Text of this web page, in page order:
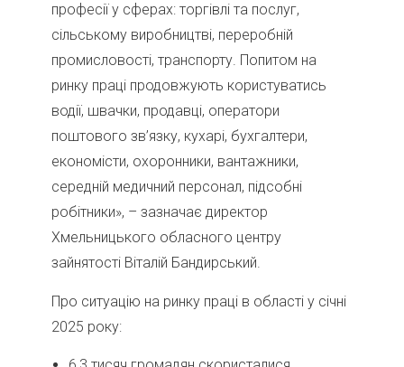
професії у сферах: торгівлі та послуг,
сільському виробництві, переробній
промисловості, транспорту. Попитом на
ринку праці продовжують користуватись
водії, швачки, продавці, оператори
поштового зв’язку, кухарі, бухгалтери,
економісти, охоронники, вантажники,
середній медичний персонал, підсобні
робітники», – зазначає директор
Хмельницького обласного центру
зайнятості Віталій Бандирський.
Про ситуацію на ринку праці в області у січні
2025 року: